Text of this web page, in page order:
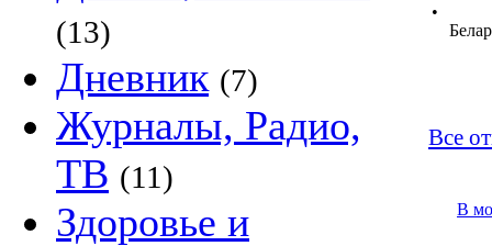
(13)
Дневник (7)
Журналы, Радио,
ТВ (11)
Здоровье и
•
Все
В